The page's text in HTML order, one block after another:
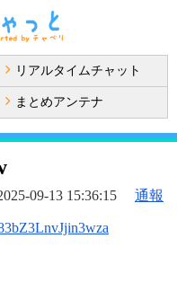
リアルタイムチャット
まとめアンテナ
09-13 15:36:15 通報